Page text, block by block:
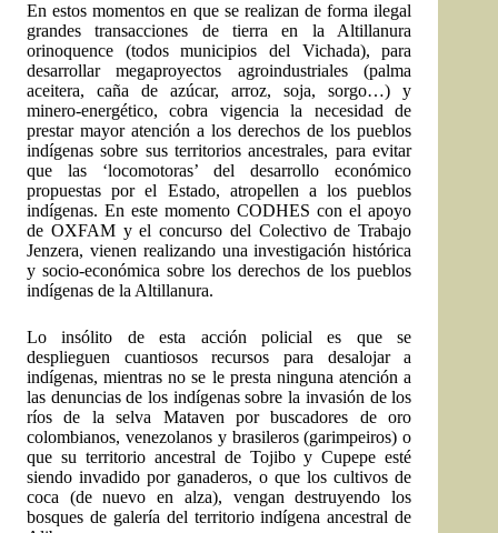
En estos momentos en que se realizan de forma ilegal
grandes transacciones de tierra en la Altillanura
orinoquence (todos municipios del Vichada), para
desarrollar megaproyectos agroindustriales (palma
aceitera, caña de azúcar, arroz, soja, sorgo…) y
minero-energético, cobra vigencia la necesidad de
prestar mayor atención a los derechos de los pueblos
indígenas sobre sus territorios ancestrales, para evitar
que las ‘locomotoras’ del desarrollo económico
propuestas por el Estado, atropellen a los pueblos
indígenas. En este momento CODHES con el apoyo
de OXFAM y el concurso del Colectivo de Trabajo
Jenzera, vienen realizando una investigación histórica
y socio-económica sobre los derechos de los pueblos
indígenas de la Altillanura.
Lo insólito de esta acción policial es que se
desplieguen cuantiosos recursos para desalojar a
indígenas, mientras no se le presta ninguna atención a
las denuncias de los indígenas sobre la invasión de los
ríos de la selva Mataven por buscadores de oro
colombianos, venezolanos y brasileros (garimpeiros) o
que su territorio ancestral de Tojibo y Cupepe esté
siendo invadido por ganaderos, o que los cultivos de
coca (de nuevo en alza), vengan destruyendo los
bosques de galería del territorio indígena ancestral de